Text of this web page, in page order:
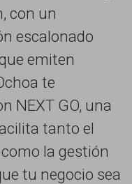
con un
escalonado
emiten
te
NEXT GO, una
tanto el
la gestión
tu negocio sea